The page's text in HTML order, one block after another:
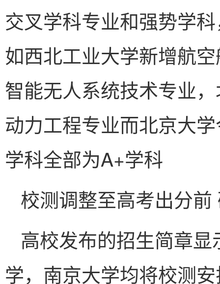
交叉学科专业和强势学
如西北工业大学新增航
智能无人系统技术专业
动力工程专业而北京大
学科全部为A+学科
校测调整至高考出分
高校发布的招生简章
学，南京大学均将校测